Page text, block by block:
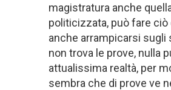
magistratura anche
politicizzata, può fare ciò
anche arrampicarsi sugli
non trova le prove, nulla
attualissima realtà, per
sembra che di prove ve